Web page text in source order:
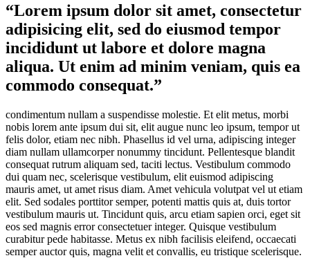
“Lorem ipsum dolor sit amet, consectetur
adipisicing elit, sed do eiusmod tempor
incididunt ut labore et dolore magna
aliqua. Ut enim ad minim veniam, quis ea
commodo consequat.”
condimentum nullam a suspendisse molestie. Et elit metus, morbi
nobis lorem ante ipsum dui sit, elit augue nunc leo ipsum, tempor ut
felis dolor, etiam nec nibh. Phasellus id vel urna, adipiscing integer
diam nullam ullamcorper nonummy tincidunt. Pellentesque blandit
consequat rutrum aliquam sed, taciti lectus. Vestibulum commodo
dui quam nec, scelerisque vestibulum, elit euismod adipiscing
mauris amet, ut amet risus diam. Amet vehicula volutpat vel ut etiam
elit. Sed sodales porttitor semper, potenti mattis quis at, duis tortor
vestibulum mauris ut. Tincidunt quis, arcu etiam sapien orci, eget sit
eos sed magnis error consectetuer integer. Quisque vestibulum
curabitur pede habitasse. Metus ex nibh facilisis eleifend, occaecati
semper auctor quis, magna velit et convallis, eu tristique scelerisque.